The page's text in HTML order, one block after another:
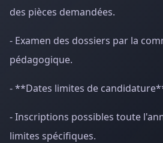
des pièces demandées.
- Examen des dossiers par la
pédagogique.
- **Dates limites de
- Inscriptions possibles toute
limites spécifiques.